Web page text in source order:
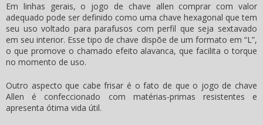
Em linhas gerais, o jogo de chave allen comprar com valor
adequado pode ser definido como uma chave hexagonal que tem
seu uso voltado para parafusos com perfil que seja sextavado
em seu interior. Esse tipo de chave dispõe de um formato em “L”,
o que promove o chamado efeito alavanca, que facilita o torque
no momento de uso.
Outro aspecto que cabe frisar é o fato de que o jogo de chave
Allen é confeccionado com matérias-primas resistentes e
apresenta ótima vida útil.